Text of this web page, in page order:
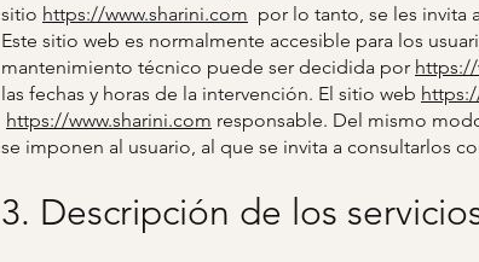
sitio https://www.sharini.com por lo tanto, se les invita
Este sitio web es normalmente accesible para los
mantenimiento técnico puede ser decidida por https://
las fechas y horas de la intervención. El sitio web
https://www.sharini.com responsable. Del mismo
se imponen al usuario, al que se invita a consultarlos
3. Descripción de los